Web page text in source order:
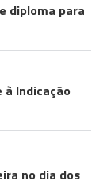
diploma para
Indicação
no dia dos